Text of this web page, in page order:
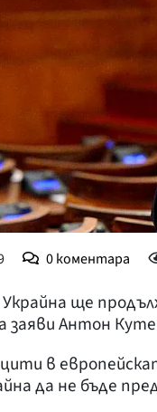
0коментара
ще
заяви Антон
в
да не бъде